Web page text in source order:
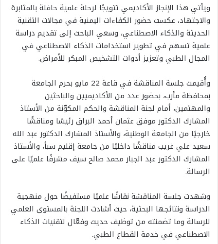
ويأتي هذا الإنجاز الأكاديمي تتويجًا لرحلة علمية حافلة بالمثابرة
والاجتهاد، عكست حضور الكفاءات اليمنية في مجالات التقنية
الحديثة والذكاء الاصطناعي، وسعي الباحث إلى تقديم دراسة
علمية تسهم في تطوير استخدامات الذكاء الاصطناعي في
المجال الطبي وتعزيز أدوات التشخيص المبكر للأمراض.
وأُقيمت جلسة المناقشة في قاعة 22 مايو بحرم الجامعة
بمحافظة مأرب، بحضور عدد من الأكاديميين والباحثين
والمهتمين، أمام لجنة المناقشة والحكم المكوّنة من الأستاذ
المشارك الدكتور موفق عثمان أحمد البراق رئيسًا ومناقشًا
خارجيًا من الجامعة الوطنية، والأستاذ المشارك الدكتور عبد الله
سعيد علي غريب مناقشًا داخليًا من جامعة إقليم سبأ، والأستاذ
المشارك الدكتور عبد الجبار محمد صالح سيف مشرفًا علميًا على
الرسالة.
وشهدت جلسة المناقشة نقاشًا علميًا مستفيضًا حول منهجية
الدراسة ونتائجها البحثية، حيث أشادت اللجنة بالمستوى العلمي
للرسالة وما تضمنته من توظيف حديث وفعّال لتقنيات الذكاء
الاصطناعي في خدمة القطاع الطبي.